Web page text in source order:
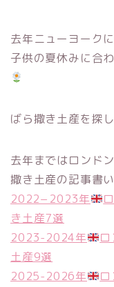
去年ニューヨーク
子供の夏休みに合
ばら撒き土産を探
去年まではロンド
撒き土産の記事書
2022−2023年
き土産7選
2023-2024年
土産9選
2025-2026年